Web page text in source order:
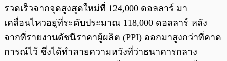
รวดเร็วจากจุดสูงสุดใหม่ที่ 124,000 ดอลลาร์ มา
เคลื่อนไหวอยู่ที่ระดับประมาณ 118,000 ดอลลาร์ หลัง
จากที่รายงานดัชนีราคาผู้ผลิต (PPI) ออกมาสูงกว่าที่คาด
การณ์ไว้ ซึ่งได้ทำลายความหวังที่ว่าธนาคารกลาง